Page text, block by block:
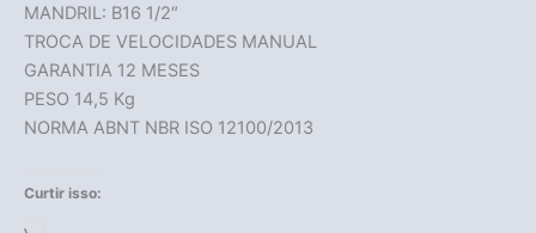
MANDRIL: B16 1/2″
TROCA DE VELOCIDADES MANUAL
GARANTIA 12 MESES
PESO 14,5 Kg
NORMA ABNT NBR ISO 12100/2013
Curtir isso: